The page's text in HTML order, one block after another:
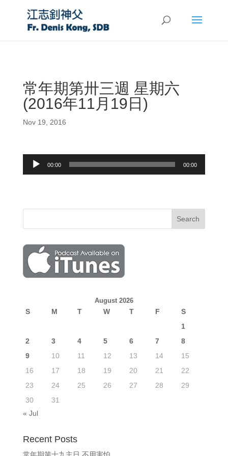
常年期第卅三週 星期六
(2016年11月19日)
Nov 19, 2016
Audio
00:00 00:00
August 2026
S M T W T F
S
1
2
3 4 5 6 7
8
9
10 11 12 13 14
15
16
17 18 19 20 21
22
23
24 25 26 27 28
29
30
31
« Jul
Recent Posts